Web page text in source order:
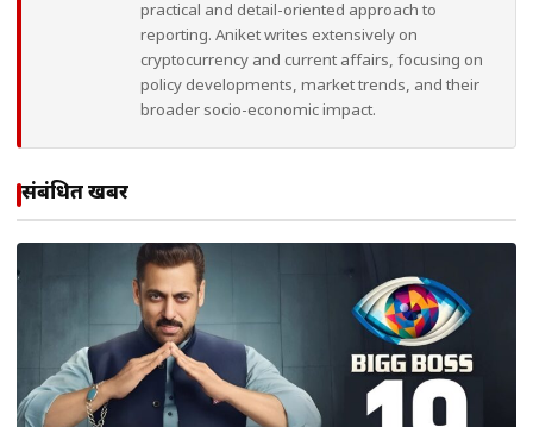
practical and detail-oriented approach to
reporting. Aniket writes extensively on
cryptocurrency and current affairs, focusing on
policy developments, market trends, and their
broader socio-economic impact.
संबंधित खबरें